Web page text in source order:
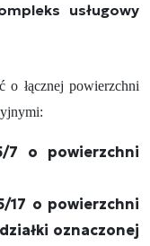
usługowy
o łącznej powierzchni
7 o powierzchni
17 o powierzchni
oznaczonej